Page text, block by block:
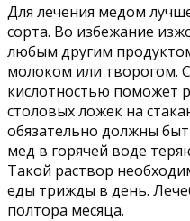
Для лечения медом
сорта. Во избежание
любым другим
молоком или творогом.
кислотностью поможет
столовых ложек на
обязательно должны
мед в горячей воде
Такой раствор
еды трижды в день.
полтора месяца.